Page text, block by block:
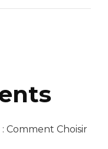
Comment Choisir